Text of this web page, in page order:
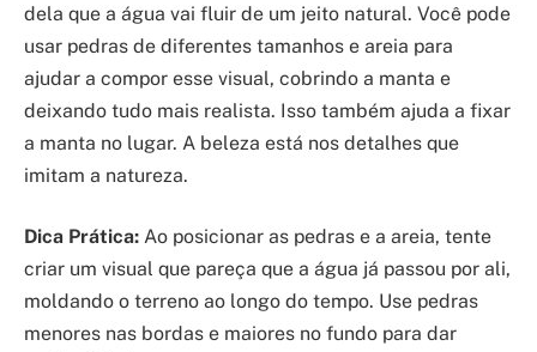
dela que a água vai fluir de um jeito natural. Você pode
usar pedras de diferentes tamanhos e areia para
ajudar a compor esse visual, cobrindo a manta e
deixando tudo mais realista. Isso também ajuda a fixar
a manta no lugar. A beleza está nos detalhes que
imitam a natureza.
Dica Prática: Ao posicionar as pedras e a areia, tente
criar um visual que pareça que a água já passou por ali,
moldando o terreno ao longo do tempo. Use pedras
menores nas bordas e maiores no fundo para dar